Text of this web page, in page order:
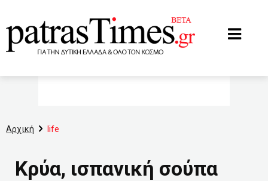
Αρχική life
Κρύα, ισπανική σούπα